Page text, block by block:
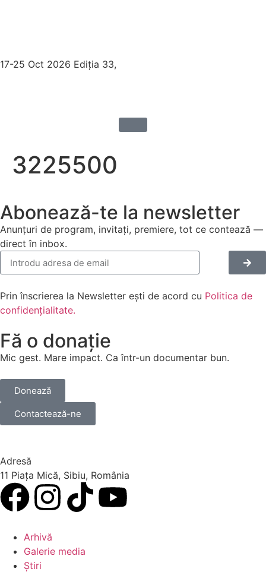
17-25 Oct 2026 Ediția 33,
3225500
Abonează-te la newsletter
Anunțuri de program, invitați, premiere, tot ce contează —
direct în inbox.
Prin înscrierea la Newsletter ești de acord cu Politica de
confidențialitate.
Fă o donație
Mic gest. Mare impact. Ca într-un documentar bun.
Donează
Contactează-ne
Adresă
11 Piața Mică, Sibiu, România
Arhivă
Galerie media
Știri